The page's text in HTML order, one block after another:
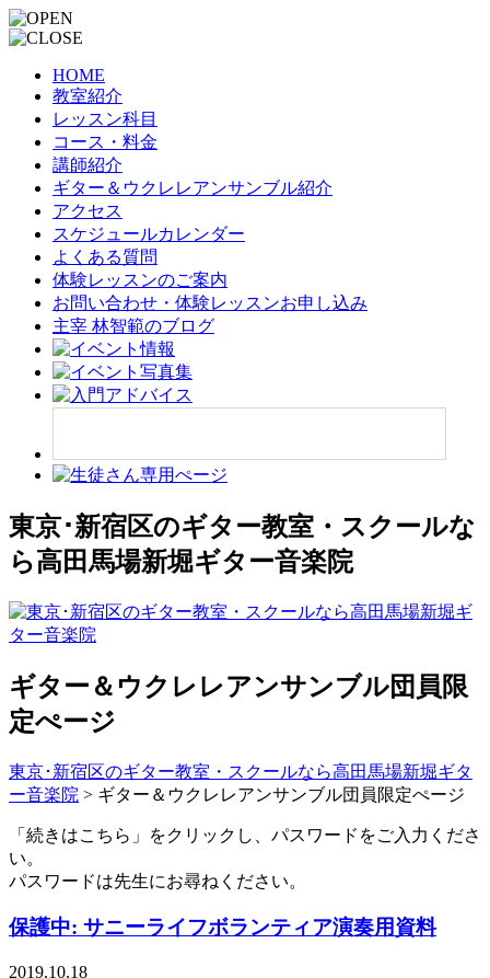
HOME
教室紹介
レッスン科目
コース・料金
講師紹介
ギター＆ウクレレアンサンブル紹介
アクセス
スケジュールカレンダー
よくある質問
体験レッスンのご案内
お問い合わせ・体験レッスンお申し込み
主宰 林智範のブログ
東京･新宿区のギター教室・スクールな
ら高田馬場新堀ギター音楽院
ギター＆ウクレレアンサンブル団員限
定ぺージ
東京･新宿区のギター教室・スクールなら高田馬場新堀ギタ
ー音楽院 > ギター＆ウクレレアンサンブル団員限定ぺージ
「続きはこちら」をクリックし、パスワードをご入力くださ
い。
パスワードは先生にお尋ねください。
保護中: サニーライフボランティア演奏用資料
2019.10.18